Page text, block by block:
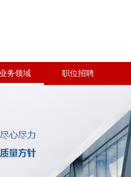
业务领域 职位招聘